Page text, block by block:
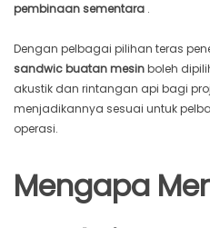
pembinaan sementara .
Dengan pelbagai pilihan teras
sandwic buatan mesinboleh
akustik dan rintangan api bagi
menjadikannya sesuai untuk
operasi.
Mengapa